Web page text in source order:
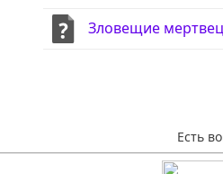
Зловещие
Есть